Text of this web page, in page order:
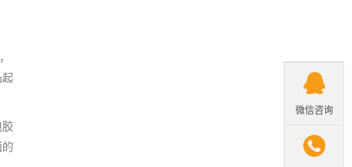
起
胶

微信咨询
